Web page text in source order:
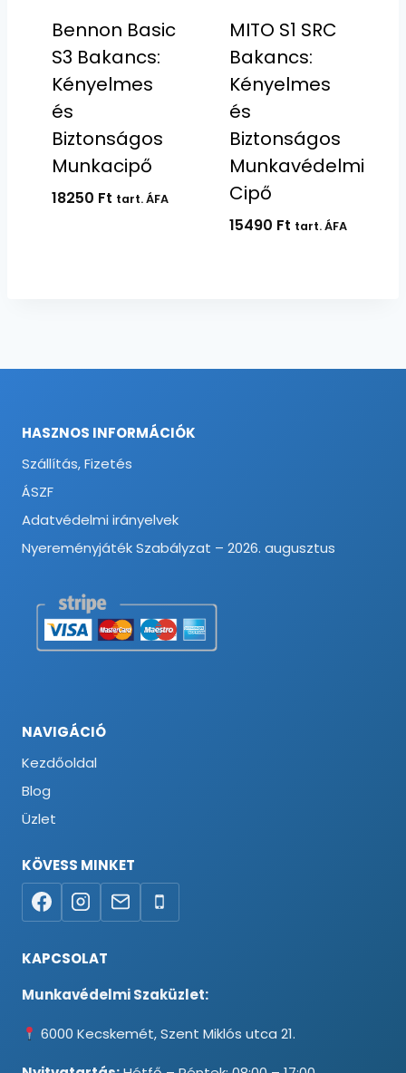
Bennon Basic
S3 Bakancs:
Kényelmes
és
Biztonságos
Munkacipő
18250 Ft tart. ÁFA
MITO S1 SRC
Bakancs:
Kényelmes
és
Biztonságos
Munkavédelmi
Cipő
15490 Ft tart. ÁFA
HASZNOS INFORMÁCIÓK
Szállítás, Fizetés
ÁSZF
Adatvédelmi irányelvek
Nyereményjáték Szabályzat – 2026. augusztus
NAVIGÁCIÓ
Kezdőoldal
Blog
Üzlet
KÖVESS MINKET
KAPCSOLAT
Munkavédelmi Szaküzlet:
6000 Kecskemét, Szent Miklós utca 21.